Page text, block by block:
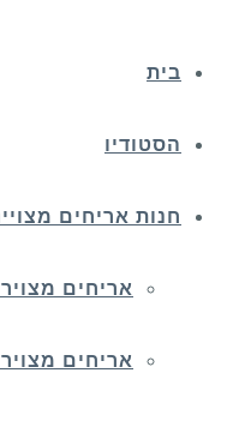
בית
הסטודיו
חנות אריחים
אריחים
אריחים